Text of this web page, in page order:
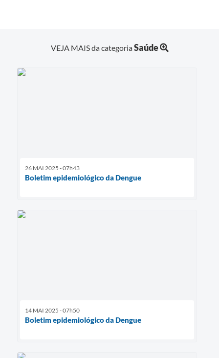
VEJA MAIS da categoriaSaúde
26 MAI 2025 - 07h43
Boletim epidemiológico da Dengue
14 MAI 2025 - 07h50
Boletim epidemiológico da Dengue